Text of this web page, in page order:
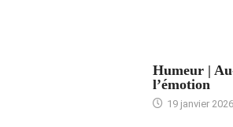
Humeur |
l’émotion
19 janvier 2026